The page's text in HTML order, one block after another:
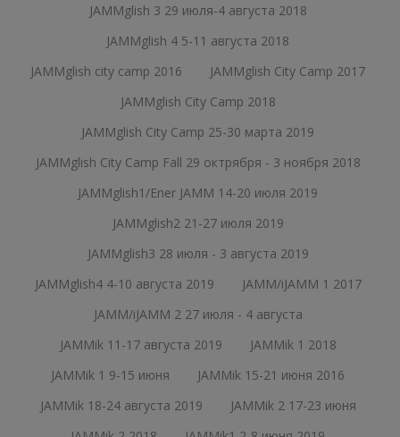
JAMMglish 3 29 июля-4 августа 2018
JAMMglish 4 5-11 августа 2018
JAMMglish city camp 2016
JAMMglish City Camp 2017
JAMMglish City Camp 2018
JAMMglish City Camp 25-30 марта 2019
JAMMglish City Camp Fall 29 октрября - 3 ноября 2018
JAMMglish1/Ener JAMM 14-20 июля 2019
JAMMglish2 21-27 июля 2019
JAMMglish3 28 июля - 3 августа 2019
JAMMglish4 4-10 августа 2019
JAMM/iJAMM 1 2017
JAMM/iJAMM 2 27 июля - 4 августа
JAMMik 11-17 августа 2019
JAMMik 1 2018
JAMMik 1 9-15 июня
JAMMik 15-21 июня 2016
JAMMik 18-24 августа 2019
JAMMik 2 17-23 июня